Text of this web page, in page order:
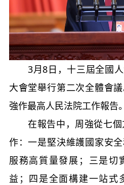
3月8日，十三屆全國人
大會堂舉行第二次全體會
強作最高人民法院工作報告
在報告中，周強從七個
作：一是堅決維護國家安
服務高質量發展；三是切
益；四是全面構建一站式